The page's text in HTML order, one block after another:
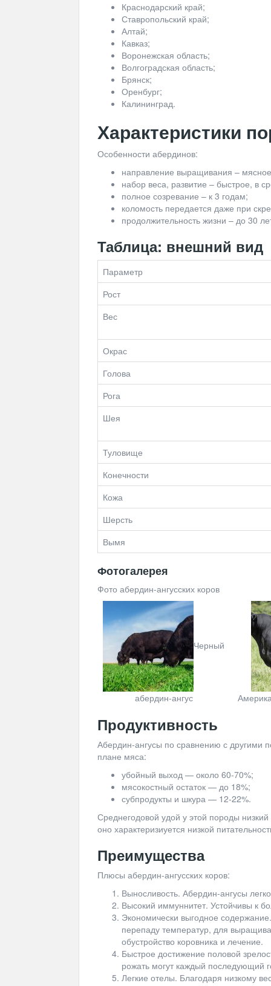
Краснодарский край;
Ставропольский край;
Алтай;
Кавказ;
Воронежская область;
Волгоградская область;
Брянск;
Оренбург;
Калининград.
Характеристики
Особенности абердинов:
направление выращивания –
набор веса, развитие – быстрое, в
полное созревание – к 3 годам;
коломость передается даже при
продолжительность жизни – до 30
Таблица: внешний вид
Параметр
Рост
Вес
Окрас
Голова
Рога
Шея
Туловище
Конечности
Кожа
Шерсть
Вымя
Фотогалерея
Фото абердин-ангусских коров
Черный
абердин-ангус
Продуктивность
Абердин-ангусы по сравнению с другими
плане мяса:
убойный выход — около 60-70%;
мясокостный остаток — до 18%;
субпродукты и шкура — 12-22%.
Среднегодовой удой у этой породы
оно характеризиуется низкой
Преимущества
Плюсы абердин-ангусских коров:
Выносливость. Абердин-ангусы
Высокий иммуннитет. Устойчивы к
Экономически выгодное
перепаду температур, для
обустройство коровника и лечение.
Быстрое достижение половой
рожать могут каждый последующий
Легкие отелы. Благодаря низкому